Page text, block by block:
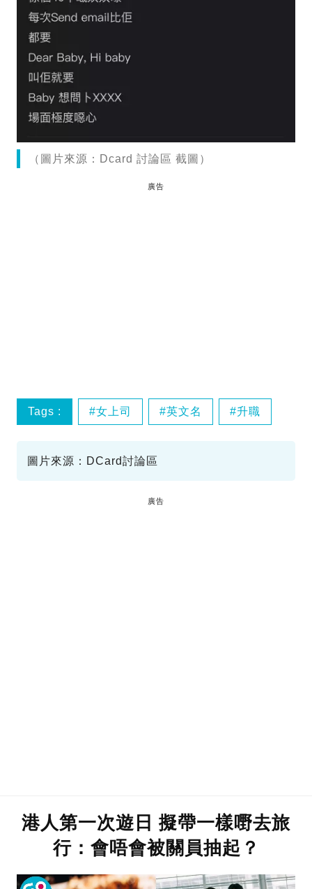
（圖片來源：Dcard 討論區 截圖）
廣告
Tags : 女上司 英文名 升職
圖片來源：DCard討論區
廣告
港人第一次遊日 擬帶一樣嘢去旅
行：會唔會被關員抽起？